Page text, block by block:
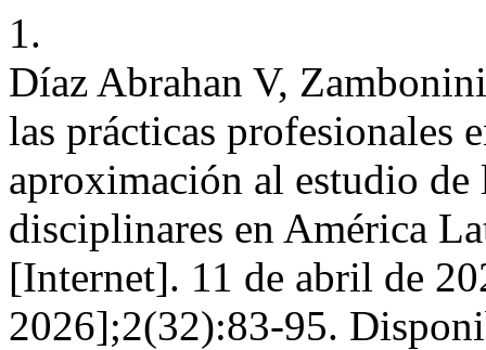
1.
Díaz Abrahan V,
las prácticas profesionales
aproximación al estudio
disciplinares en América
[Internet]. 11 de abril de
2026];2(32):83-95.